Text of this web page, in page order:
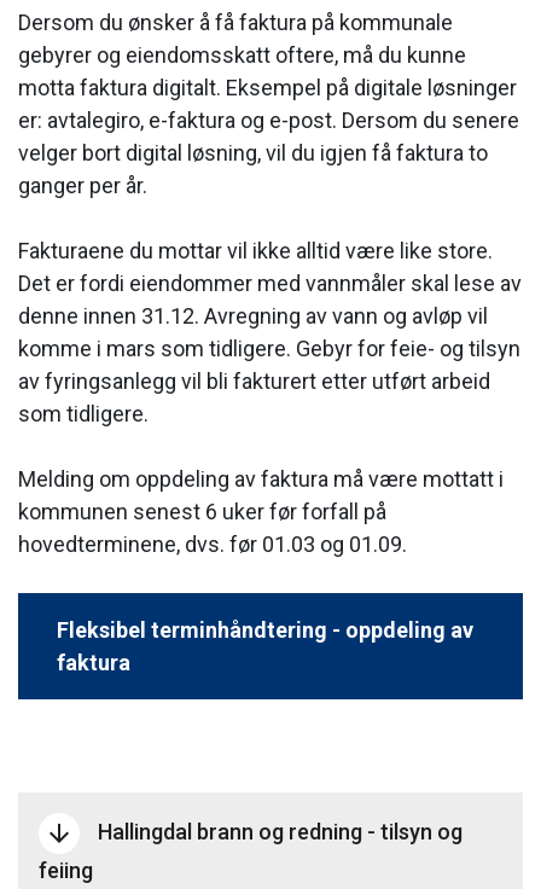
Dersom du ønsker å få faktura på kommunale
gebyrer og eiendomsskatt oftere, må du kunne
motta faktura digitalt. Eksempel på digitale løsninger
er: avtalegiro, e-faktura og e-post. Dersom du senere
velger bort digital løsning, vil du igjen få faktura to
ganger per år.
Fakturaene du mottar vil ikke alltid være like store.
Det er fordi eiendommer med vannmåler skal lese av
denne innen 31.12. Avregning av vann og avløp vil
komme i mars som tidligere. Gebyr for feie- og tilsyn
av fyringsanlegg vil bli fakturert etter utført arbeid
som tidligere.
Melding om oppdeling av faktura må være mottatt i
kommunen senest 6 uker før forfall på
hovedterminene, dvs. før 01.03 og 01.09.
Fleksibel terminhåndtering - oppdeling av
faktura
arrow_downward
Hallingdal brann og redning - tilsyn og
feiing